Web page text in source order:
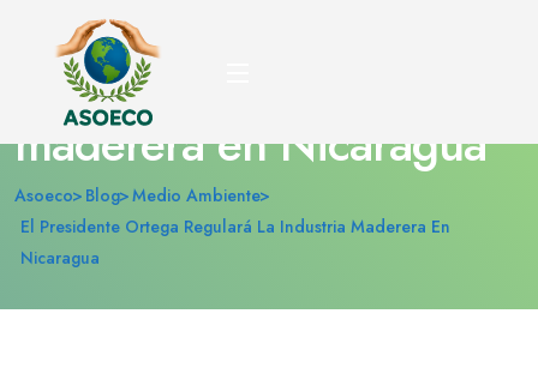
El presidente Ortega
regulará la industria
maderera en Nicaragua
Asoeco Blog Medio Ambiente
El Presidente Ortega Regulará La Industria Maderera En
Nicaragua